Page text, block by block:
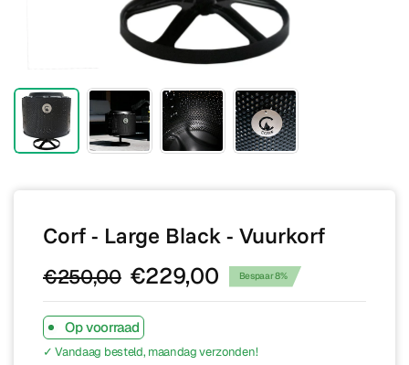
Corf - Large Black - Vuurkorf
€250,00 €229,00 Bespaar 8%
Op voorraad
✓ Vandaag besteld, maandag verzonden!